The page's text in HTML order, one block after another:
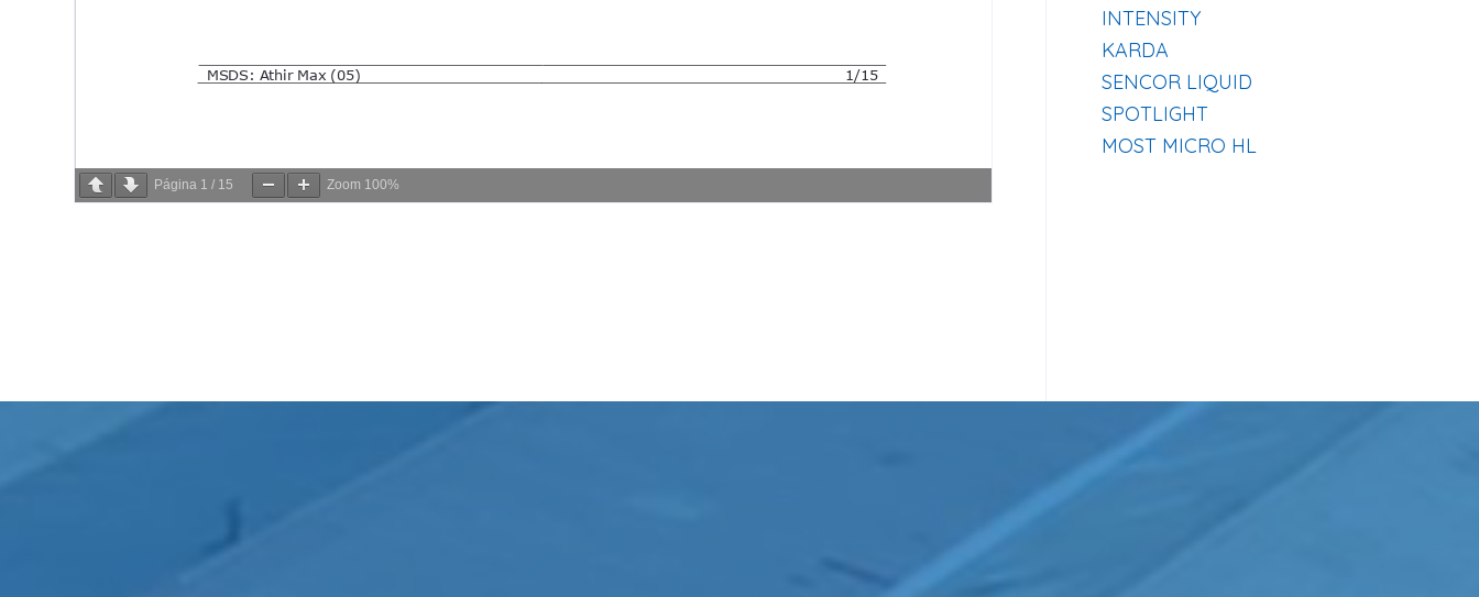
Página 1 / 15 Zoom 100%
INTENSITY
KARDA
SENCOR LIQUID
SPOTLIGHT
MOST MICRO HL